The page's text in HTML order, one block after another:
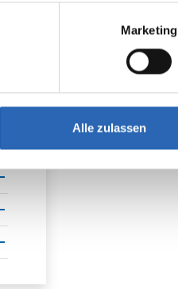
Marketing
Alle zulassen